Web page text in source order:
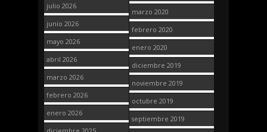
julio 2026
junio 2026
mayo 2026
abril 2026
marzo 2026
febrero 2026
enero 2026
marzo 2020
febrero 2020
enero 2020
diciembre 2019
noviembre 2019
octubre 2019
septiembre 2019